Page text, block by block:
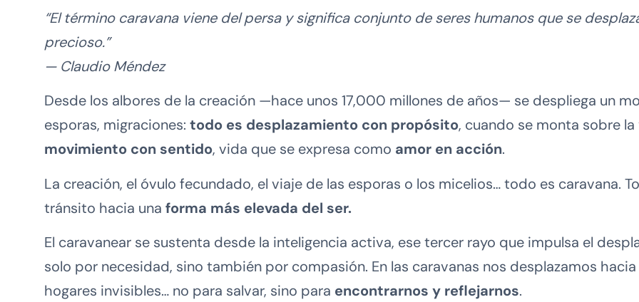
“El término caravana viene del persa y significa conjunto de seres humanos que se
precioso.”
— Claudio Méndez
Desde los albores de la creación —hace unos 17,000 millones de años— se despliega un
esporas, migraciones: todo es desplazamiento con propósito, cuando se monta sobre
movimiento con sentido, vida que se expresa como amor en acción.
La creación, el óvulo fecundado, el viaje de las esporas o los micelios… todo es caravana.
tránsito hacia una forma más elevada del ser.
El caravanear se sustenta desde la inteligencia activa, ese tercer rayo que impulsa el
solo por necesidad, sino también por compasión. En las caravanas nos desplazamos
hogares invisibles… no para salvar, sino para encontrarnos y reflejarnos.